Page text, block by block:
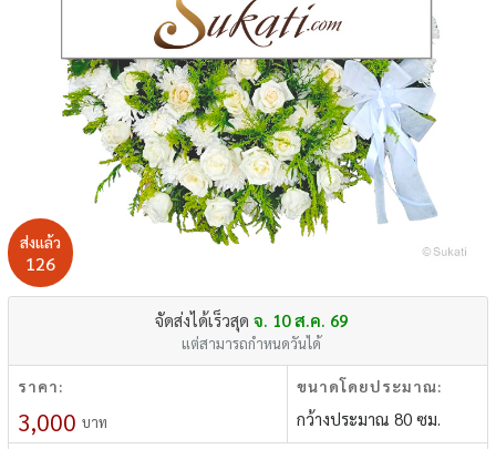
ส่งแล้ว
126
จัดส่งได้เร็วสุด จ. 10 ส.ค. 69
แต่สามารถกำหนดวันได้
ราคา:
3,000 บาท
ขนาดโดยประมาณ:
กว้างประมาณ 80 ซม.